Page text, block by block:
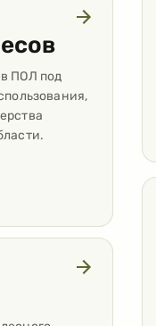
ПОЛ под